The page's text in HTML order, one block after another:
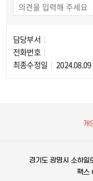
담당부서
전화번호
최종수정일
2024.08.09
개
경기도 광명시 소하일
팩